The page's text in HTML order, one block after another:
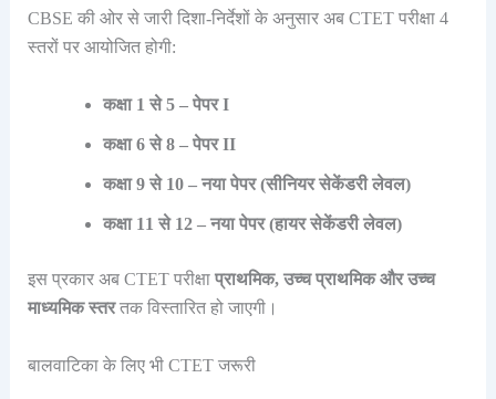
CBSE की ओर से जारी दिशा-निर्देशों के अनुसार अब CTET परीक्षा 4
स्तरों पर आयोजित होगी:
कक्षा 1 से 5 – पेपर I
कक्षा 6 से 8 – पेपर II
कक्षा 9 से 10 – नया पेपर (सीनियर सेकेंडरी लेवल)
कक्षा 11 से 12 – नया पेपर (हायर सेकेंडरी लेवल)
इस प्रकार अब CTET परीक्षा प्राथमिक, उच्च प्राथमिक और उच्च
माध्यमिक स्तरतक विस्तारित हो जाएगी।
बालवाटिका के लिए भी CTET जरूरी